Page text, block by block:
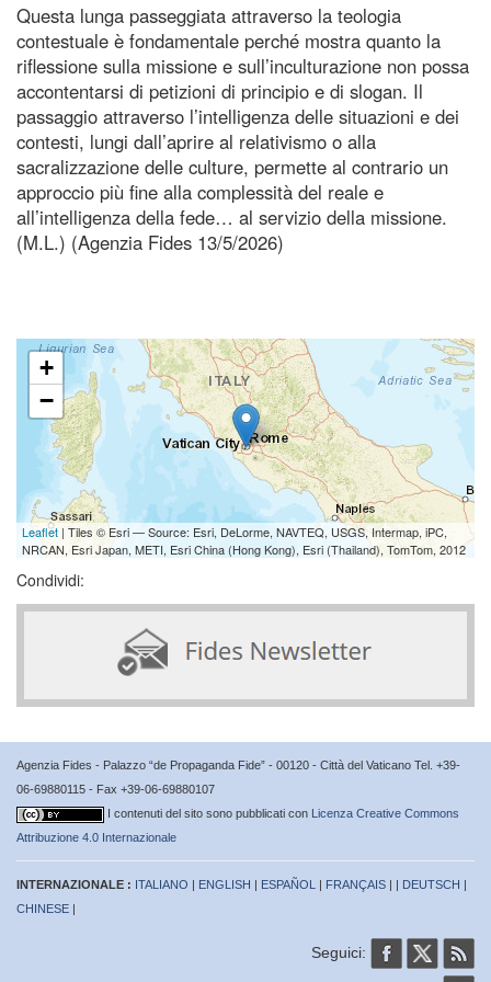
Questa lunga passeggiata attraverso la teologia
contestuale è fondamentale perché mostra quanto la
riflessione sulla missione e sull’inculturazione non possa
accontentarsi di petizioni di principio e di slogan. Il
passaggio attraverso l’intelligenza delle situazioni e dei
contesti, lungi dall’aprire al relativismo o alla
sacralizzazione delle culture, permette al contrario un
approccio più fine alla complessità del reale e
all’intelligenza della fede… al servizio della missione.
(M.L.) (Agenzia Fides 13/5/2026)
+
−
Leaflet | Tiles © Esri — Source: Esri, DeLorme, NAVTEQ, USGS, Intermap, iPC,
NRCAN, Esri Japan, METI, Esri China (Hong Kong), Esri (Thailand), TomTom, 2012
Condividi:
Agenzia Fides - Palazzo “de Propaganda Fide” - 00120 - Città del Vaticano Tel. +39-
06-69880115 - Fax +39-06-69880107
I contenuti del sito sono pubblicati con Licenza Creative Commons
Attribuzione 4.0 Internazionale
INTERNAZIONALE : ITALIANO | ENGLISH | ESPAÑOL | FRANÇAIS | | DEUTSCH |
CHINESE |
Seguici: